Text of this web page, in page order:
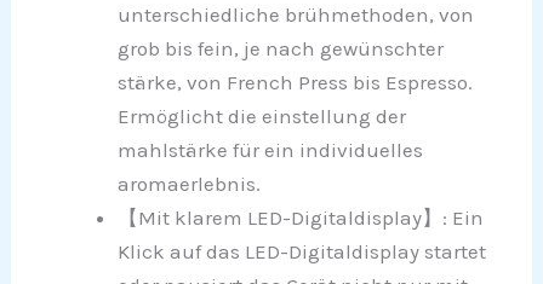
unterschiedliche brühmethoden, von
grob bis fein, je nach gewünschter
stärke, von French Press bis Espresso.
Ermöglicht die einstellung der
mahlstärke für ein individuelles
aromaerlebnis.
【Mit klarem LED-Digitaldisplay】: Ein
Klick auf das LED-Digitaldisplay startet